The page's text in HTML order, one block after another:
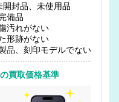
開封品、未使用品
備品
汚れがない
形跡がない
品、刻印モデルでない
の買取価格基準